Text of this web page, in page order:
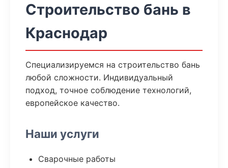
Строительство бань в
Краснодар
Специализируемся на строительство бань
любой сложности. Индивидуальный
подход, точное соблюдение технологий,
европейское качество.
Наши услуги
Сварочные работы